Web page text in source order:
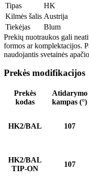
Tipas
HK
Kilmės šalis Austrija
Tiekėjas
Blum
Prekių nuotraukos gali
formos ar komplektacijos.
naudojantis svetainės
Prekės modifikacijos
Prekės
kodas
Atidarymo
kampas (°)
HK2/BAL 107
HK2/BAL
TIP-ON
107